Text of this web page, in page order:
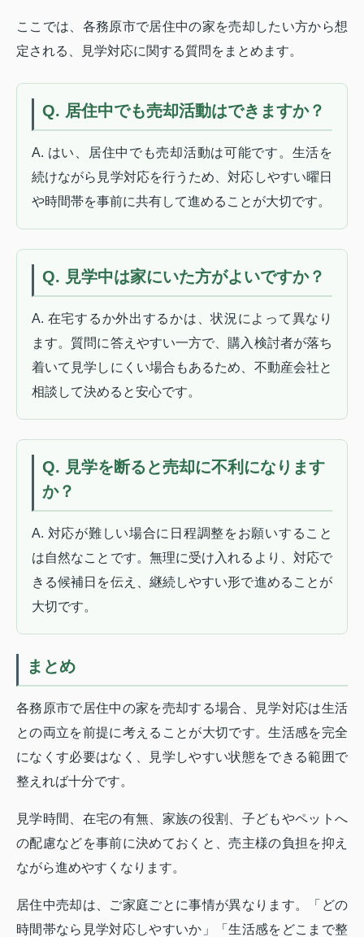
ここでは、各務原市で居住中の家を売却したい方から想
定される、見学対応に関する質問をまとめます。
Q. 居住中でも売却活動はできますか？
A. はい、居住中でも売却活動は可能です。生活を
続けながら見学対応を行うため、対応しやすい曜日
や時間帯を事前に共有して進めることが大切です。
Q. 見学中は家にいた方がよいですか？
A. 在宅するか外出するかは、状況によって異なり
ます。質問に答えやすい一方で、購入検討者が落ち
着いて見学しにくい場合もあるため、不動産会社と
相談して決めると安心です。
Q. 見学を断ると売却に不利になります
か？
A. 対応が難しい場合に日程調整をお願いすること
は自然なことです。無理に受け入れるより、対応で
きる候補日を伝え、継続しやすい形で進めることが
大切です。
まとめ
各務原市で居住中の家を売却する場合、見学対応は生活
との両立を前提に考えることが大切です。生活感を完全
になくす必要はなく、見学しやすい状態をできる範囲で
整えれば十分です。
見学時間、在宅の有無、家族の役割、子どもやペットへ
の配慮などを事前に決めておくと、売主様の負担を抑え
ながら進めやすくなります。
居住中売却は、ご家庭ごとに事情が異なります。「どの
時間帯なら見学対応しやすいか」「生活感をどこまで整